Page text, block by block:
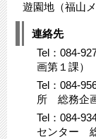
遊園地（福山
連絡先
Tel：084-
画第１課）
Tel：084-
所 総務企
Tel：084-
センター